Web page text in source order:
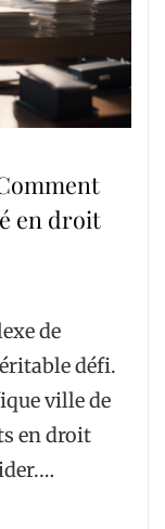
en droit
de
défi.
ville de
en droit